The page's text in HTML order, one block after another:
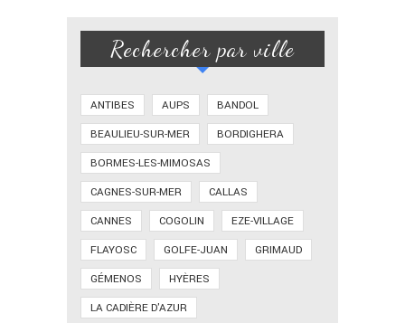
Rechercher par ville
ANTIBES AUPS
BANDOL
BEAULIEU-SUR-MER
BORDIGHERA
BORMES-LES-MIMOSAS
CAGNES-SUR-MER
CALLAS
CANNES
COGOLIN
EZE-VILLAGE
FLAYOSC
GOLFE-JUAN
GRIMAUD
GÉMENOS
HYÈRES
LA CADIÈRE D'AZUR